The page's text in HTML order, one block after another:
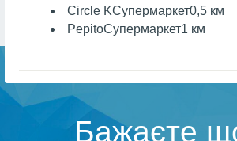
Circle KСупермаркет0,5 км
PepitoСупермаркет1 км
Бажаєте